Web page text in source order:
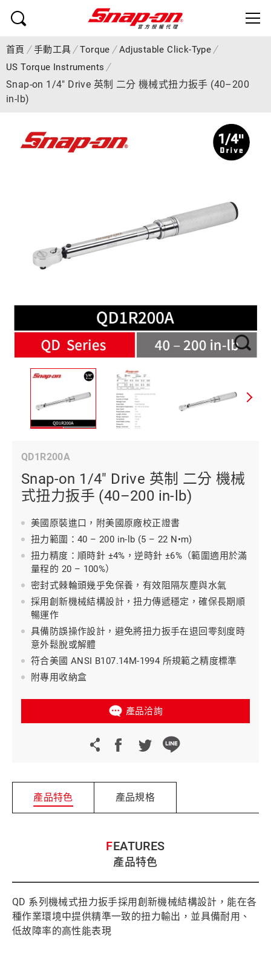
首頁 手動工具 Torque
Adjustable Click-Type
US Torque Instruments
Snap-on 1/4" Drive 英制 二分 機械式扭力扳手 (40–200
in-lb)
QD1R200A
Snap-on 1/4" Drive 英制 二分 機械
式扭力扳手 (40–200 in-lb)
美國原裝進口，附美國原廠校正證書
扭力範圍：40 – 200 in-lb (5 – 22 N•m)
扭力精度：順時針 ±4%，逆時針 ±6%（範圍適用於滿
量程的 20 – 100%）
密封式棘輪頭幾乎免保養，有效阻隔灰塵與水氣
採用創新機械結構設計，扭力傳遞穩定，確保長期順
暢運作
具備防誤操作設計，避免將扭力扳手在退回零刻度時
意外鬆脫或解體
符合美國 ANSI B107.14M-1994 所規範之精度標準
附專用收納盒
產品洽詢
產品特色 產品規格
FEATURES
產品特色
QD 系列機械式扭力扳手採用創新機械結構設計，能在各
種作業環境中提供精準一致的扭力輸出，並具備耐用、
低故障率的高性能表現